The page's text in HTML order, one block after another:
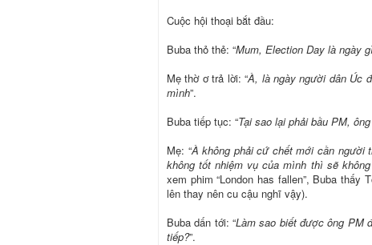
Cuộc hội thoại bắt đầu:
Buba thỏ thẻ: “Mum, Election Day là ngày
Mẹ thờ ơ trả lời: “À, là ngày người dân Úc
mình”.
Buba tiếp tục: “Tại sao lại phải bầu PM,
Mẹ: “À không phải cứ chết mới cần người
không tốt nhiệm vụ của mình thì sẽ
xem phim “London has fallen”, Buba
lên thay nên cu cậu nghĩ vậy).
Buba dấn tới: “Làm sao biết được ông PM
tiếp?”.